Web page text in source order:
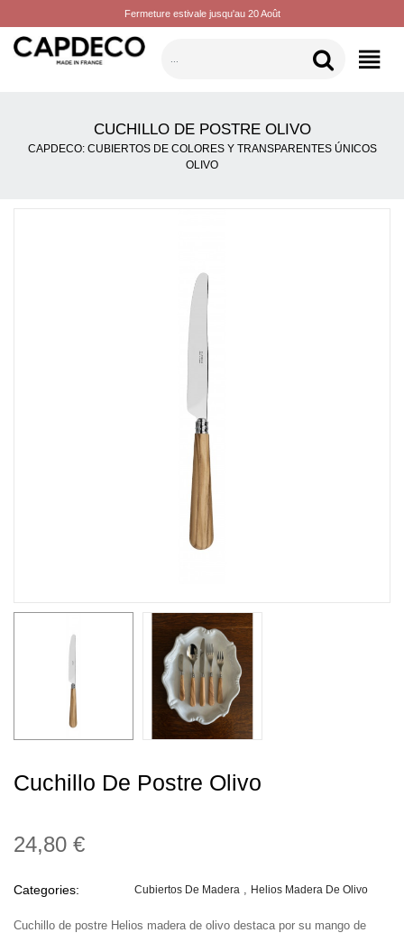
Fermeture estivale jusqu'au 20 Août
CATEGORÍAS
CUCHILLO DE POSTRE OLIVO
CAPDECO: CUBIERTOS DE COLORES Y TRANSPARENTES ÚNICOS
OLIVO
Cuchillo De Postre Olivo
24,80 €
Categories: Cubiertos De Madera Helios Madera De Olivo
Cuchillo de postre Helios madera de olivo destaca por su mango de